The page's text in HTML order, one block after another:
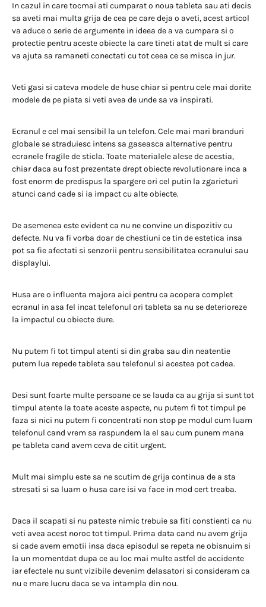
In cazul in care tocmai ati cumparat o noua tableta sau ati decis
sa aveti mai multa grija de cea pe care deja o aveti, acest articol
va aduce o serie de argumente in ideea de a va cumpara si o
protectie pentru aceste obiecte la care tineti atat de mult si care
va ajuta sa ramaneti conectati cu tot ceea ce se misca in jur.
Veti gasi si cateva modele de huse chiar si pentru cele mai dorite
modele de pe piata si veti avea de unde sa va inspirati.
Ecranul e cel mai sensibil la un telefon. Cele mai mari branduri
globale se straduiesc intens sa gaseasca alternative pentru
ecranele fragile de sticla. Toate materialele alese de acestia,
chiar daca au fost prezentate drept obiecte revolutionare inca a
fost enorm de predispus la spargere ori cel putin la zgarieturi
atunci cand cade si ia impact cu alte obiecte.
De asemenea este evident ca nu ne convine un dispozitiv cu
defecte. Nu va fi vorba doar de chestiuni ce tin de estetica insa
pot sa fie afectati si senzorii pentru sensibilitatea ecranului sau
displaylui.
Husa are o influenta majora aici pentru ca acopera complet
ecranul in asa fel incat telefonul ori tableta sa nu se deterioreze
la impactul cu obiecte dure.
Nu putem fi tot timpul atenti si din graba sau din neatentie
putem lua repede tableta sau telefonul si acestea pot cadea.
Desi sunt foarte multe persoane ce se lauda ca au grija si sunt tot
timpul atente la toate aceste aspecte, nu putem fi tot timpul pe
faza si nici nu putem fi concentrati non stop pe modul cum luam
telefonul cand vrem sa raspundem la el sau cum punem mana
pe tableta cand avem ceva de citit urgent.
Mult mai simplu este sa ne scutim de grija continua de a sta
stresati si sa luam o husa care isi va face in mod cert treaba.
Daca il scapati si nu pateste nimic trebuie sa fiti constienti ca nu
veti avea acest noroc tot timpul. Prima data cand nu avem grija
si cade avem emotii insa daca episodul se repeta ne obisnuim si
la un momentdat dupa ce au loc mai multe astfel de accidente
iar efectele nu sunt vizibile devenim delasatori si consideram ca
nu e mare lucru daca se va intampla din nou.